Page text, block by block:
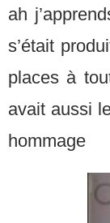
ah
s’était
places à
avait aussi
hommage